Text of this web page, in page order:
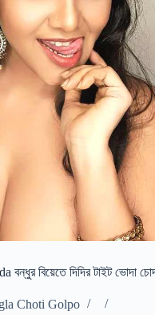
বিয়েতে দিদির টাইট ভোদা
Choti Golpo